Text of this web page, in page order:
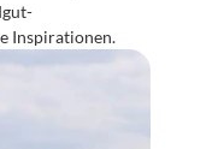
Inspirationen.